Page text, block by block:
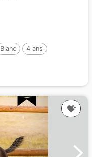
Blanc
4 ans